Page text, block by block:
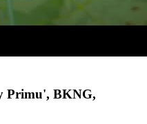
Primu', BKNG,